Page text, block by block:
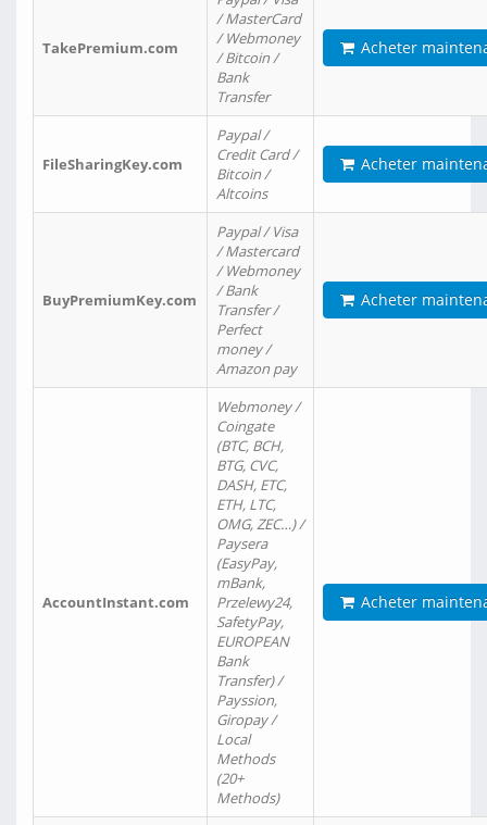
TakePremium.com
/ MasterCard
/ Webmoney
/ Bitcoin /
Bank
Transfer
Acheter
FileSharingKey.com
Paypal /
Credit Card /
Bitcoin /
Altcoins
Acheter
BuyPremiumKey.com
Paypal / Visa
/ Mastercard
/ Webmoney
/ Bank
Transfer /
Perfect
money /
Amazon pay
Acheter
AccountInstant.com
Webmoney /
Coingate
(BTC, BCH,
BTG, CVC,
DASH, ETC,
ETH, LTC,
OMG, ZEC…) /
Paysera
(EasyPay,
mBank,
Przelewy24,
SafetyPay,
EUROPEAN
Bank
Transfer) /
Payssion,
Giropay /
Local
Methods
(20+
Methods)
Acheter